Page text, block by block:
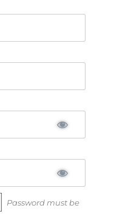
Password must be